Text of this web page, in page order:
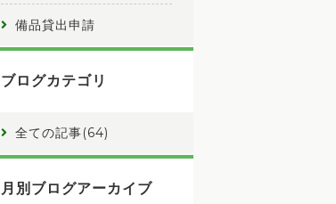
備品貸出申請
ブログカテゴリ
全ての記事(64)
月別ブログアーカイブ